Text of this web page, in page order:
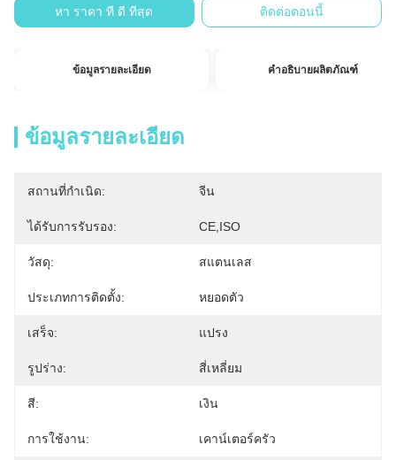
หา ราคา ที่ ดี ที่สุด ติดต่อตอนนี้
ข้อมูลรายละเอียด คำอธิบายผลิตภัณฑ์
ข้อมูลรายละเอียด
สถานที่กำเนิด: จีน
ได้รับการรับรอง: CE,ISO
วัสดุ: สแตนเลส
ประเภทการติดตั้ง: หยอดตัว
เสร็จ: แปรง
รูปร่าง: สี่เหลี่ยม
สี: เงิน
การใช้งาน: เคาน์เตอร์ครัว